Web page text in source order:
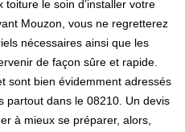
le soin d’installer votre
Mouzon, vous ne regretterez
nécessaires ainsi que les
de façon sûre et rapide.
sont bien évidemment adressés
partout dans le 08210. Un devis
à mieux se préparer, alors,